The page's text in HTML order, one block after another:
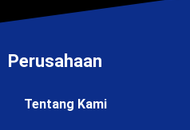
Perusahaan
Tentang Kami